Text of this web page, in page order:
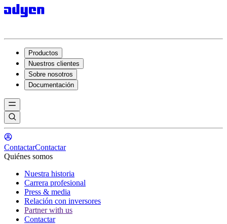
Productos
Nuestros clientes
Sobre nosotros
Documentación
ContactarContactar
Quiénes somos
Nuestra historia
Carrera profesional
Press & media
Relación con inversores
Partner with us
Contactar